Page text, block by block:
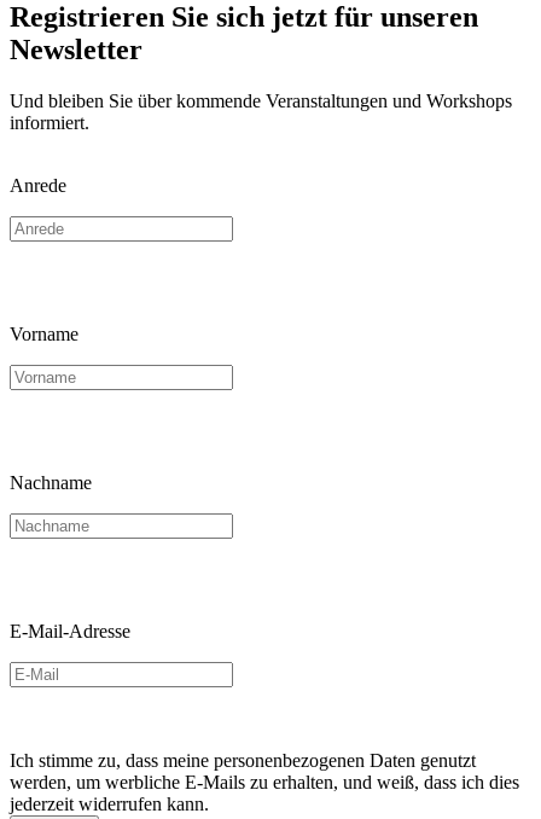
Registrieren Sie sich jetzt für unseren
Newsletter
Und bleiben Sie über kommende Veranstaltungen und Workshops
informiert.
Anrede
Vorname
Nachname
E-Mail-Adresse
Ich stimme zu, dass meine personenbezogenen Daten genutzt
werden, um werbliche E-Mails zu erhalten, und weiß, dass ich dies
jederzeit widerrufen kann.